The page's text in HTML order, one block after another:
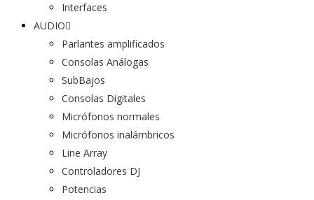
Interfaces
AUDIO
Parlantes amplificados
Consolas Análogas
SubBajos
Consolas Digitales
Micrófonos normales
Micrófonos inalámbricos
Line Array
Controladores DJ
Potencias